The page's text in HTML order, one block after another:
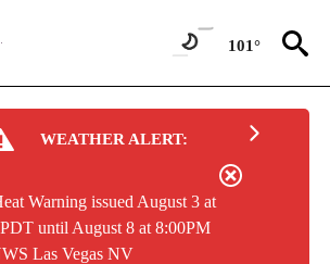
101°
WEATHER ALERT:
Warning issued August 3 at
until August 8 at 8:00PM
Las Vegas NV